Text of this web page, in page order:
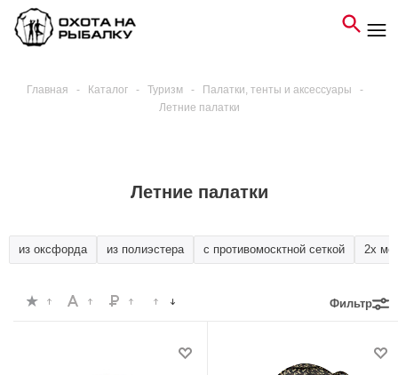
Главная - Каталог - Туризм - Палатки, тенты и аксессуары
-
Летние палатки
Летние палатки
из оксфорда из полиэстера с противомосктной сеткой 2х
Фильтр